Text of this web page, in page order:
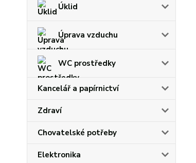
Úklid
Úprava vzduchu
WC prostředky
Kancelář a papírnictví
Zdraví
Chovatelské potřeby
Elektronika